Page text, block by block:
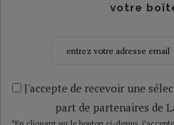
votre
J'accepte de recevoir une
part de partenaires de